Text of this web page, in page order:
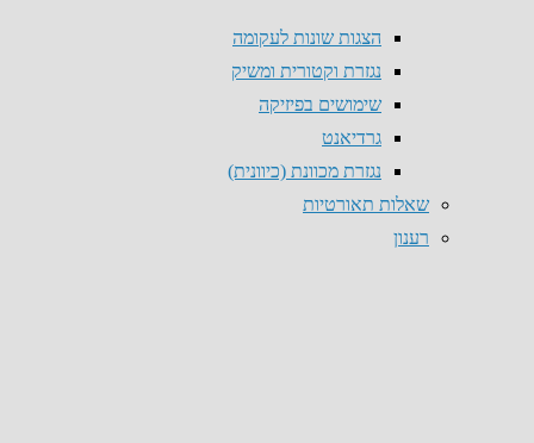
הצגות שונות לעקומה
נגזרת וקטורית ומשיק
שימושים בפיזיקה
גרדיאנט
נגזרת מכוונת (כיוונית)
שאלות תאורטיות
רענון